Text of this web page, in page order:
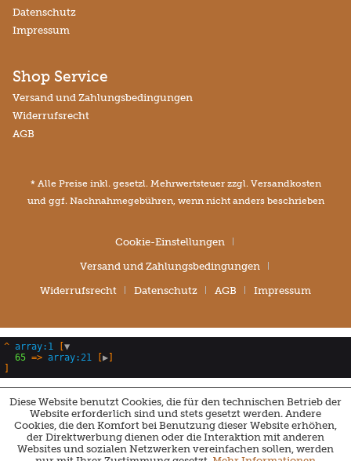
Datenschutz
Impressum
Shop Service
Versand und Zahlungsbedingungen
Widerrufsrecht
AGB
* Alle Preise inkl. gesetzl. Mehrwertsteuer zzgl. Versandkosten
und ggf. Nachnahmegebühren, wenn nicht anders beschrieben
Cookie-Einstellungen
Versand und Zahlungsbedingungen
Widerrufsrecht Datenschutz AGB Impressum
Diese Website benutzt Cookies, die für den technischen Betrieb der
Website erforderlich sind und stets gesetzt werden. Andere
Cookies, die den Komfort bei Benutzung dieser Website erhöhen,
der Direktwerbung dienen oder die Interaktion mit anderen
Websites und sozialen Netzwerken vereinfachen sollen, werden
^ array:1
▼
65 => array:21 ▶